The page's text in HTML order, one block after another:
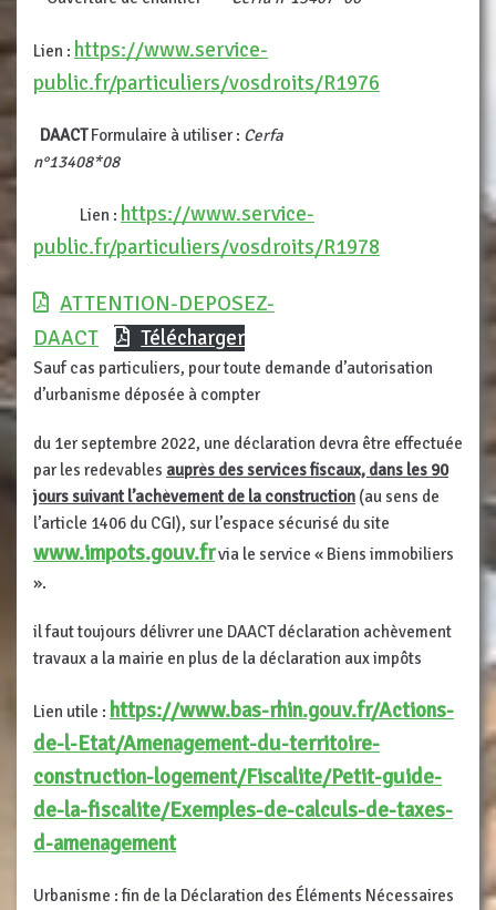
Lien : https://www.service-
public.fr/particuliers/vosdroits/R1976
DAACTFormulaire à utiliser : Cerfa
n°13408*08
Lien : https://www.service-
public.fr/particuliers/vosdroits/R1978
ATTENTION-DEPOSEZ-
DAACT
Télécharger
Sauf cas particuliers, pour toute demande d’autorisation
d’urbanisme déposée à compter
du 1er septembre 2022, une déclaration devra être effectuée
par les redevables auprès des services fiscaux, dans les 90
jours suivant l’achèvement de la construction (au sens de
l’article 1406 du CGI), sur l’espace sécurisé du site
www.impots.gouv.frvia le service « Biens immobiliers
».
il faut toujours délivrer une DAACT déclaration achèvement
travaux a la mairie en plus de la déclaration aux impôts
Lien utile : https://www.bas-rhin.gouv.fr/Actions-
de-l-Etat/Amenagement-du-territoire-
construction-logement/Fiscalite/Petit-guide-
de-la-fiscalite/Exemples-de-calculs-de-taxes-
d-amenagement
Urbanisme : fin de la Déclaration des Éléments Nécessaires